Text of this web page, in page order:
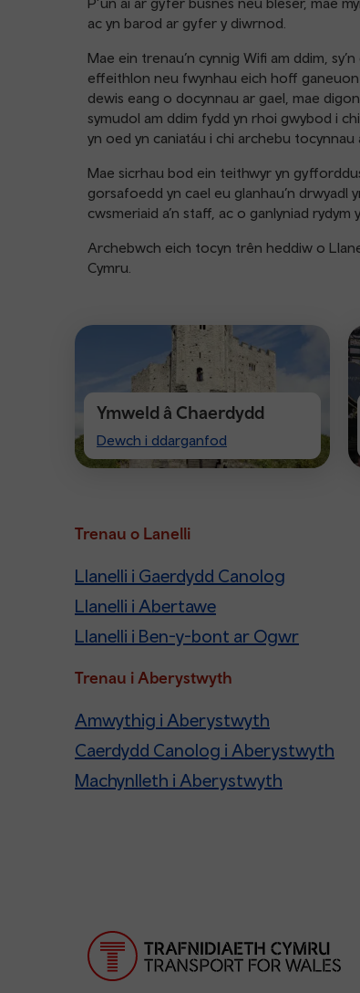
ac yn barod ar gyfer y diwrnod.
Mae ein trenau’n cynnig Wifi am ddim,
effeithlon neu fwynhau eich hoff
dewis eang o docynnau ar gael, mae
symudol am ddim fydd yn rhoi gwybod i
yn oed yn caniatáu i chi archebu tocynnau
Mae sicrhau bod ein teithwyr yn
gorsafoedd yn cael eu glanhau’n drwyadl
cwsmeriaid a’n staff, ac o ganlyniad
Archebwch eich tocyn trên heddiw o
Cymru.
Ymweld â Chaerdydd
Dewch i ddarganfod
Visit
Cardiff
Trenau o Lanelli
Llanelli i Gaerdydd Canolog
Llanelli i Abertawe
Llanelli i Ben-y-bont ar Ogwr
Trenau i Aberystwyth
Amwythig i Aberystwyth
Caerdydd Canolog i Aberystwyth
Machynlleth i Aberystwyth